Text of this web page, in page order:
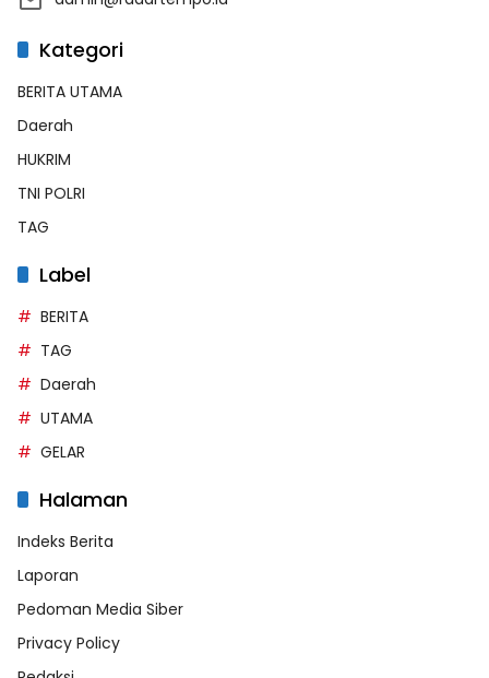
Kategori
BERITA UTAMA
Daerah
HUKRIM
TNI POLRI
TAG
Label
BERITA
TAG
Daerah
UTAMA
GELAR
Halaman
Indeks Berita
Laporan
Pedoman Media Siber
Privacy Policy